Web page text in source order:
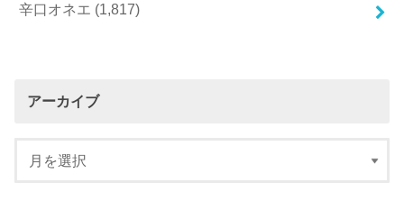
辛口オネエ (1,817)
アーカイブ